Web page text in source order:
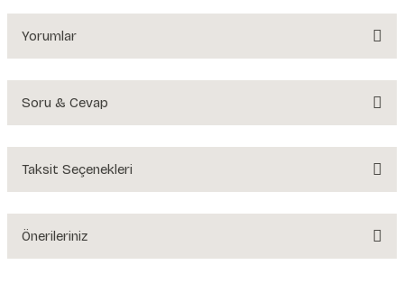
Yorumlar
Soru & Cevap
Ürün hakkında henüz soru sorulmamış.
Taksit Seçenekleri
Önerileriniz